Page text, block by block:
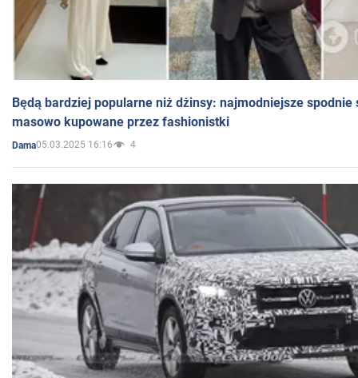
Będą bardziej popularne niż dżinsy: najmodniejsze spodnie
masowo kupowane przez fashionistki
Dama05.03.2025 16:16 4